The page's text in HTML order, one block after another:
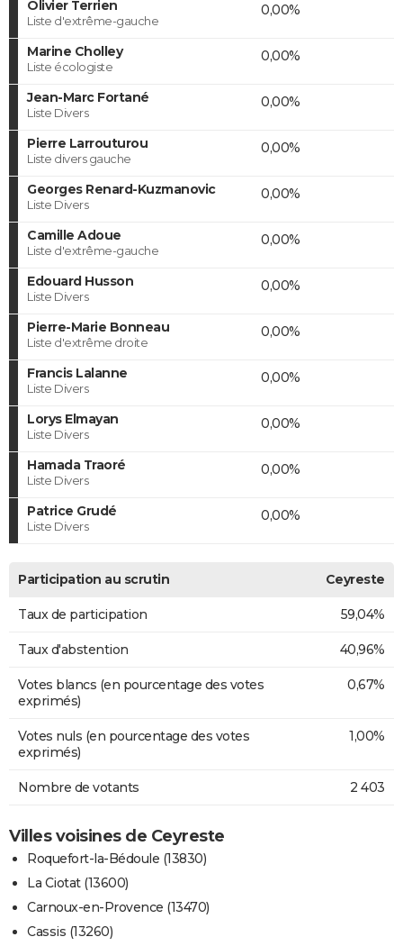
Olivier Terrien
Liste d'extrême-gauche
0,00%
Marine Cholley
Liste écologiste
0,00%
Jean-Marc Fortané
Liste Divers
0,00%
Pierre Larrouturou
Liste divers gauche
0,00%
Georges Renard-Kuzmanovic
Liste Divers
0,00%
Camille Adoue
Liste d'extrême-gauche
0,00%
Edouard Husson
Liste Divers
0,00%
Pierre-Marie Bonneau
Liste d'extrême droite
0,00%
Francis Lalanne
Liste Divers
0,00%
Lorys Elmayan
Liste Divers
0,00%
Hamada Traoré
Liste Divers
0,00%
Patrice Grudé
Liste Divers
0,00%
Participation au scrutin Ceyreste
Taux de participation 59,04%
Taux d'abstention 40,96%
Votes blancs (en pourcentage des votes
exprimés)
0,67%
Votes nuls (en pourcentage des votes
exprimés)
1,00%
Nombre de votants 2 403
Villes voisines de Ceyreste
Roquefort-la-Bédoule (13830)
La Ciotat (13600)
Carnoux-en-Provence (13470)
Cassis (13260)